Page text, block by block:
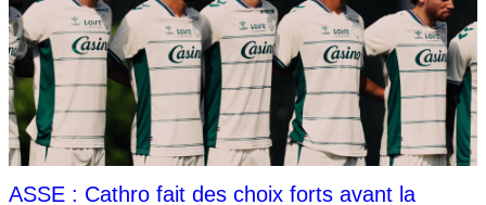
ASSE : Cathro fait des choix forts avant la